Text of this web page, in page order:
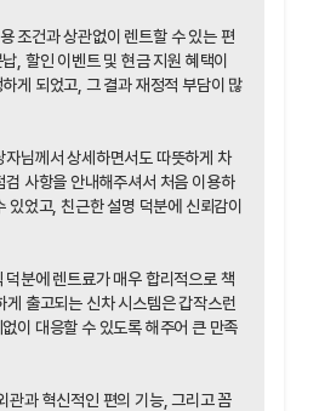
조건과 상관없이 렌트할 수 있는 편
, 할인 이벤트 및 현금 지원 혜택이
게 되었고, 그 결과 재정적 부담이 많
자님께서 상세하면서도 따뜻하게 차
검 사항을 안내해주셔서 처음 이용하
있었고, 친근한 설명 덕분에 신뢰감이
분에 렌트료가 매우 합리적으로 책
게 출고되는 신차 시스템은 갑작스런
이 대응할 수 있도록 해주어 큰 만족
과 혁신적인 편의 기능, 그리고 꼼